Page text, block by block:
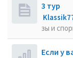
3 тур
зы и
Если у